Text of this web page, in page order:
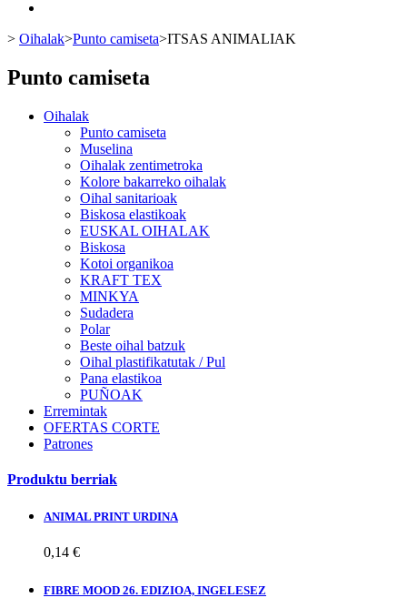
> Oihalak>Punto camiseta>ITSAS ANIMALIAK
Punto camiseta
Oihalak
Punto camiseta
Muselina
Oihalak zentimetroka
Kolore bakarreko oihalak
Oihal sanitarioak
Biskosa elastikoak
EUSKAL OIHALAK
Biskosa
Kotoi organikoa
KRAFT TEX
MINKYA
Sudadera
Polar
Beste oihal batzuk
Oihal plastifikatutak / Pul
Pana elastikoa
PUÑOAK
Erremintak
OFERTAS CORTE
Patrones
Produktu berriak
ANIMAL PRINT URDINA
0,14 €
FIBRE MOOD 26. EDIZIOA, INGELESEZ